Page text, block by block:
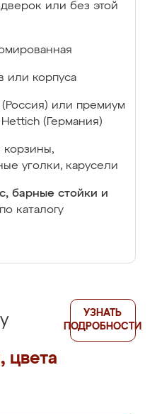
или без этой
или корпуса
(Россия) или премиум
(Германия)
корзины,
уголки, карусели
барные стойки и
по каталогу
УЗНАТЬ
ПОДРОБНОСТИ